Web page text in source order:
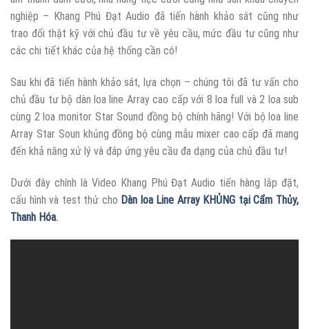
nghiệp – Khang Phú Đạt Audio đã tiến hành khảo sát cũng như
trao đổi thật kỹ với chủ đầu tư về yêu cầu, mức đầu tư cũng như
các chi tiết khác của hệ thống cần có!
Sau khi đã tiến hành khảo sát, lựa chọn – chúng tôi đã tư vấn cho
chủ đầu tư bộ dàn loa line Array cao cấp với 8 loa full và 2 loa sub
cùng 2 loa monitor Star Sound đồng bộ chính hãng! Với bộ loa line
Array Star Soun khủng đồng bộ cùng mẫu mixer cao cấp đã mang
đến khả năng xử lý và đáp ứng yêu cầu đa dạng của chủ đầu tư!
Dưới đây chính là Video Khang Phú Đạt Audio tiến hàng lắp đặt,
cấu hình và test thử cho Dàn loa Line Array KHỦNG tại Cẩm Thủy,
Thanh Hóa.